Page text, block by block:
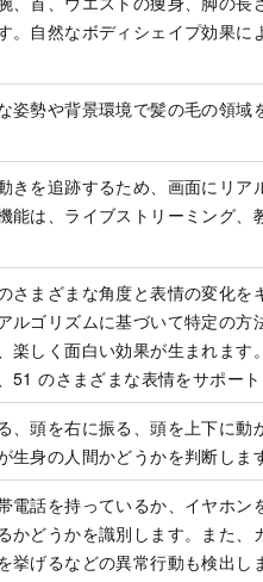
。自然なボディシェイプ効果に
姿勢や背景環境で髪の毛の領域
きを追跡するため、画面にリア
能は、ライブストリーミング、
さまざまな角度と表情の変化
ルゴリズムに基づいて特定の方
楽しく面白い効果が生まれま
51 のさまざまな表情をサポート
、頭を右に振る、頭を上下に動
生身の人間かどうかを判断しま
電話を持っているか、イヤホ
かどうかを識別します。また、
挙げるなどの異常行動も検出し